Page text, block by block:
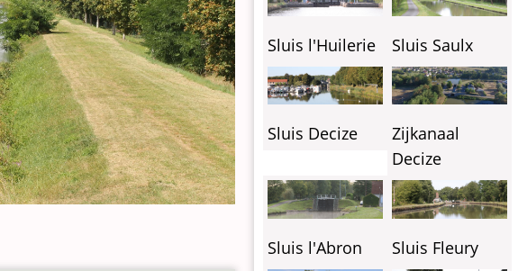
Sluis l'Huilerie Sluis Saulx
Sluis Decize
Zijkanaal
Decize
Sluis l'Abron Sluis Fleury